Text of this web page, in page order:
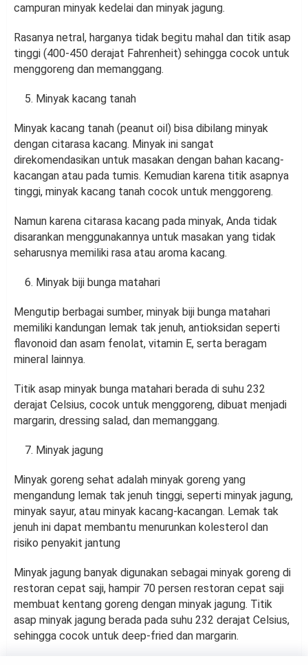
campuran minyak kedelai dan minyak jagung.
Rasanya netral, harganya tidak begitu mahal dan titik asap
tinggi (400-450 derajat Fahrenheit) sehingga cocok untuk
menggoreng dan memanggang.
Minyak kacang tanah
Minyak kacang tanah (peanut oil) bisa dibilang minyak
dengan citarasa kacang. Minyak ini sangat
direkomendasikan untuk masakan dengan bahan kacang-
kacangan atau pada tumis. Kemudian karena titik asapnya
tinggi, minyak kacang tanah cocok untuk menggoreng.
Namun karena citarasa kacang pada minyak, Anda tidak
disarankan menggunakannya untuk masakan yang tidak
seharusnya memiliki rasa atau aroma kacang.
Minyak biji bunga matahari
Mengutip berbagai sumber, minyak biji bunga matahari
memiliki kandungan lemak tak jenuh, antioksidan seperti
flavonoid dan asam fenolat, vitamin E, serta beragam
mineral lainnya.
Titik asap minyak bunga matahari berada di suhu 232
derajat Celsius, cocok untuk menggoreng, dibuat menjadi
margarin, dressing salad, dan memanggang.
Minyak jagung
Minyak goreng sehat adalah minyak goreng yang
mengandung lemak tak jenuh tinggi, seperti minyak jagung,
minyak sayur, atau minyak kacang-kacangan. Lemak tak
jenuh ini dapat membantu menurunkan kolesterol dan
risiko penyakit jantung
Minyak jagung banyak digunakan sebagai minyak goreng di
restoran cepat saji, hampir 70 persen restoran cepat saji
membuat kentang goreng dengan minyak jagung. Titik
asap minyak jagung berada pada suhu 232 derajat Celsius,
sehingga cocok untuk deep-fried dan margarin.